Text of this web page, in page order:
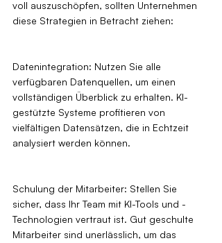
voll auszuschöpfen, sollten Unternehmen
diese Strategien in Betracht ziehen:
Datenintegration: Nutzen Sie alle
verfügbaren Datenquellen, um einen
vollständigen Überblick zu erhalten. KI-
gestützte Systeme profitieren von
vielfältigen Datensätzen, die in Echtzeit
analysiert werden können.
Schulung der Mitarbeiter: Stellen Sie
sicher, dass Ihr Team mit KI-Tools und -
Technologien vertraut ist. Gut geschulte
Mitarbeiter sind unerlässlich, um das